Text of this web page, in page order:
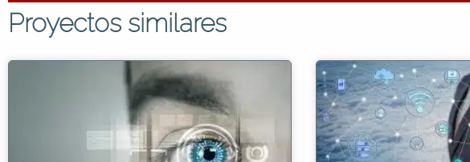
Proyectos similares